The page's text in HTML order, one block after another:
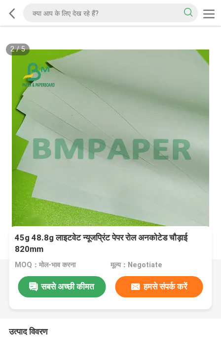
2/5
45g 48.8g लाइटवेट न्यूजप्रिंट पेपर रोल अनकोटेड चौड़ाई
820mm
MOQ：मोल-भाव करना मूल्य：Negotiate
सबसे अच्छी कीमत हमसे संपर्क करें
उत्पाद विवरण